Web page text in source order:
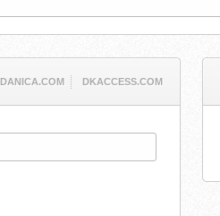
DANICA.COM DKACCESS.COM